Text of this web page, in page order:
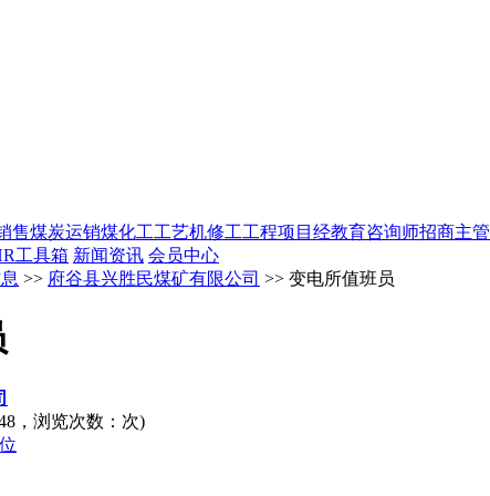
售煤炭运销煤化工工艺机修工工程项目经教育咨询师招商主管
工具箱 新闻资讯 会员中心
>> 府谷县兴胜民煤矿有限公司 >> 变电所值班员
，浏览次数： 次)